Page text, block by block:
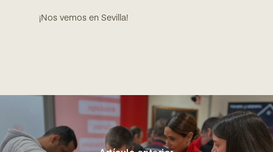
¡Nos vemos en Sevilla!